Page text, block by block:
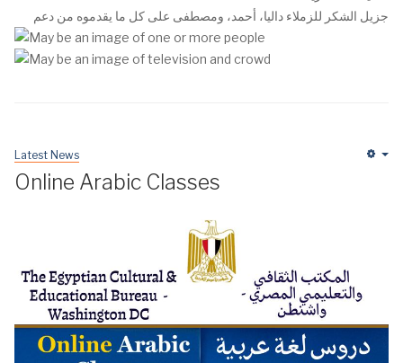
جزيل الشكر للزملاء داليا، أحمد، ومصطفى على كل ما يقدموه من دعم
Latest News
Online Arabic Classes